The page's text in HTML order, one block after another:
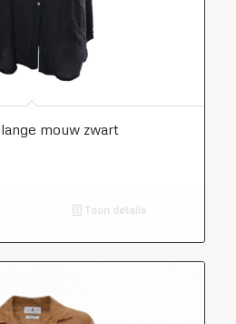
mouw zwart
Toon details